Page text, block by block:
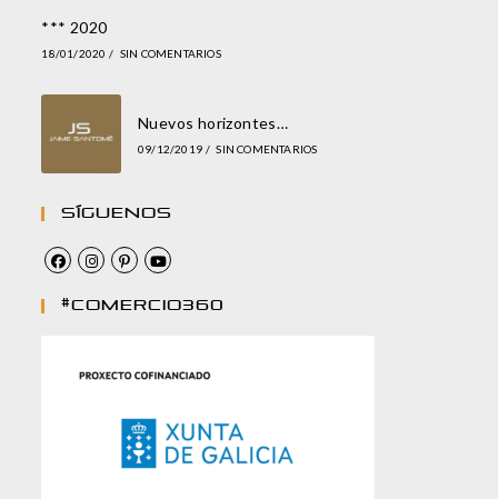
*** 2020
18/01/2020 / SIN COMENTARIOS
Nuevos horizontes…
09/12/2019 / SIN COMENTARIOS
Síguenos
#comercio360